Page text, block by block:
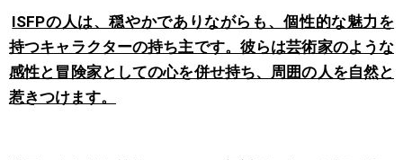
ISFPの人は、穏やかでありながらも、個性的な魅力を
持つキャラクターの持ち主です。彼らは芸術家のような
感性と冒険家としての心を併せ持ち、周囲の人を自然と
惹きつけます。